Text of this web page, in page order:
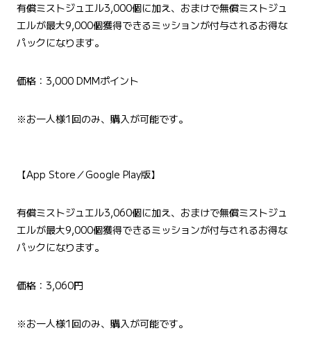
有償ミストジュエル3,000個に加え、おまけで無償ミストジュ
エルが最大9,000個獲得できるミッションが付与されるお得な
パックになります。
価格：3,000 DMMポイント
※お一人様1回のみ、購入が可能です。
【App Store／Google Play版】
有償ミストジュエル3,060個に加え、おまけで無償ミストジュ
エルが最大9,000個獲得できるミッションが付与されるお得な
パックになります。
価格：3,060円
※お一人様1回のみ、購入が可能です。